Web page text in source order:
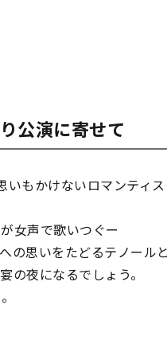
公演に寄せて
もかけないロマンティ
女声で歌いつぐー
の思いをたどるテノール
の夜になるでしょう。